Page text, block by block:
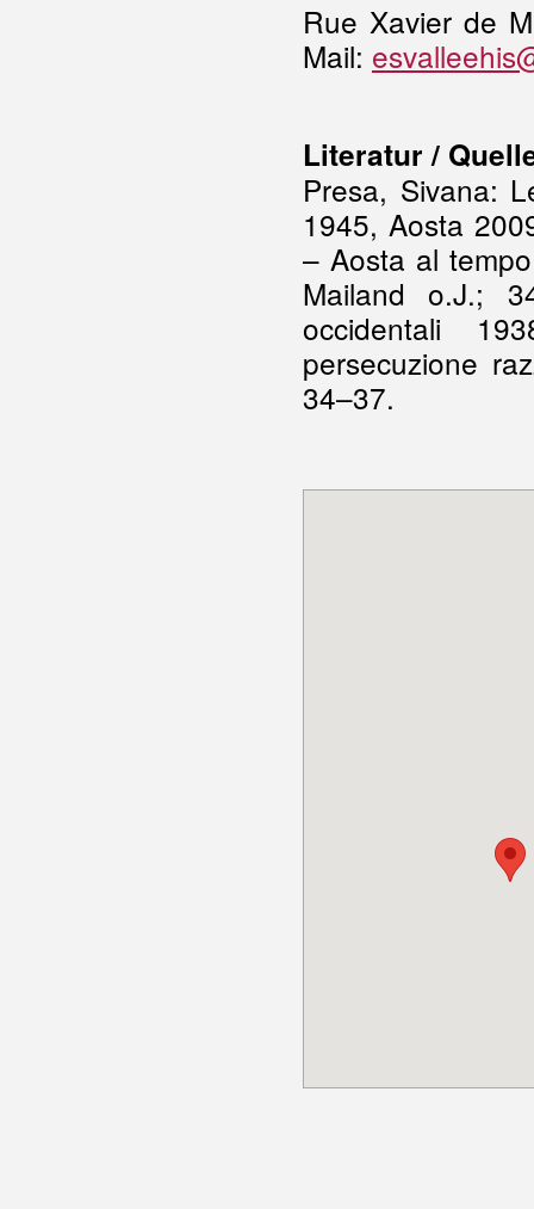
Rue Xavier de
Mail:
Literatur /
Presa, Sivana:
1945, Aosta
– Aosta al
Mailand o.J.;
occidentali
persecuzione
34–37.